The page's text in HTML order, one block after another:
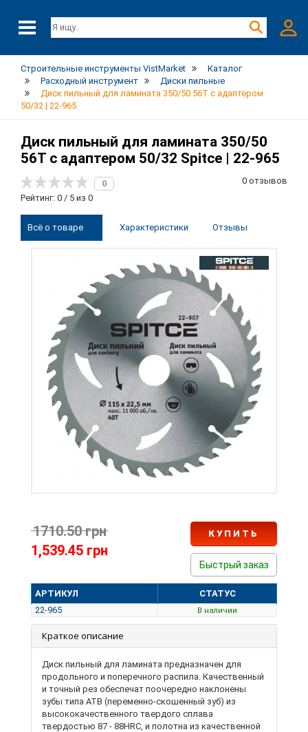
Строительные инструменты VistMarket
Каталог
Расходный инструмент
Диски пильные
Диск пильный для ламината 350/50 56T с адаптером
50/32 | 22-965
Диск пильный для ламината 350/50
56T с адаптером 50/32 Spitce | 22-965
0
Рейтинг: 0 / 5 из 0
0 отзывов
Всё о товаре Характеристики Отзывы
1710.50 грн
1,539.45 грн
Быстрый заказ
КУПИТЬ
АРТИКУЛ
СТАТУС
22-965
В наличии
Краткое описание
Диск пильный для ламината предназначен для
продольного и поперечного распила. Качественный
и точный рез обеспечат поочередно наклонены
зубы типа ATB (переменно-скошенный зуб) из
высококачественного твердого сплава
твердостью 87 - 88HRC, и полотна из качественной